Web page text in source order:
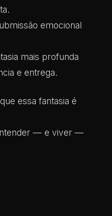
emocional
mais profunda
e entrega.
essa fantasia é
— e viver —